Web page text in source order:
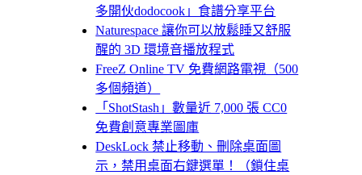
多開伙dodocook」食譜分享平台
Naturespace 讓你可以放鬆睡又舒服
醒的 3D 環境音播放程式
FreeZ Online TV 免費網路電視（500
多個頻道）
「ShotStash」數量近 7,000 張 CC0
免費創意專業圖庫
DeskLock 禁止移動、刪除桌面圖
示，禁用桌面右鍵選單！（鎖住桌